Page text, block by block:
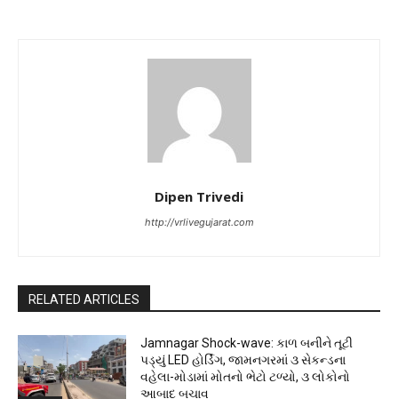
Dipen Trivedi
http://vrlivegujarat.com
RELATED ARTICLES
Jamnagar Shock-wave: કાળ બનીને તૂટી
પડ્યું LED હોર્ડિંગ, જામનગરમાં ૩ સેકન્ડના
વહેલા-મોડામાં મોતનો ભેટો ટળ્યો, ૩ લોકોનો
આબાદ બચાવ